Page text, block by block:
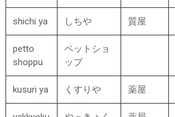
shichi ya しちや 質屋
petto
shoppu
ペットショ
ップ
kusuri ya くすりや 薬屋